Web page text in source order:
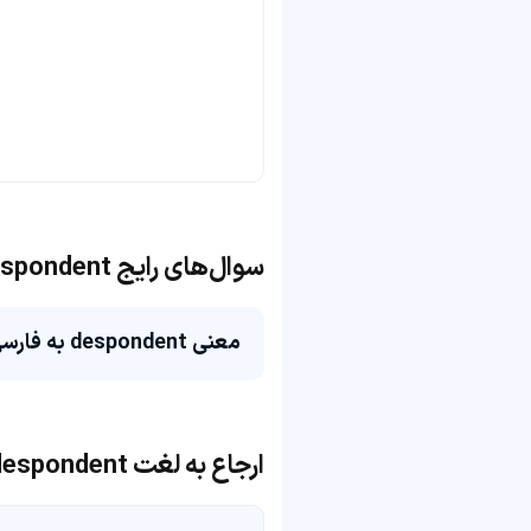
سوال‌های رایج despondent
معنی despondent به فارسی چی می‌شه؟
ارجاع به لغت despondent